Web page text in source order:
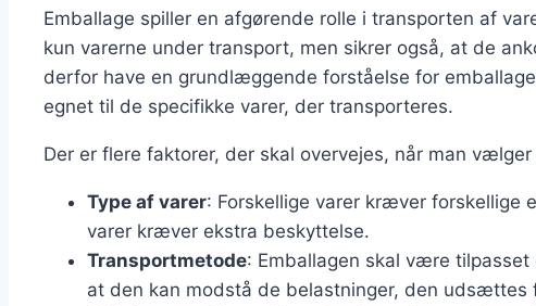
Emballage spiller en afgørende rolle i transporten af
kun varerne under transport, men sikrer også, at de
derfor have en grundlæggende forståelse for
egnet til de specifikke varer, der transporteres.
Der er flere faktorer, der skal overvejes, når man
Type af varer: Forskellige varer kræver forskellige
varer kræver ekstra beskyttelse.
Transportmetode: Emballagen skal være
at den kan modstå de belastninger, den udsættes